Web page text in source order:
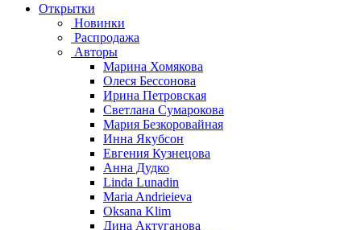
Открытки
Новинки
Распродажа
Авторы
Марина Хомякова
Олеся Бессонова
Ирина Петровская
Светлана Сумарокова
Мария Безкоровайная
Инна Якубсон
Евгения Кузнецова
Анна Дудко
Linda Lunadin
Maria Andrieieva
Oksana Klim
Дина Актуганова